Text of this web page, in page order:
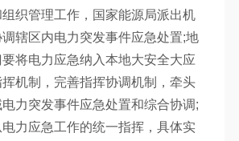
织管理工作，国家能源局派出机
辖区内电力突发事件应急处置;地
将电力应急纳入本地大安全大应
机制，完善指挥协调机制，牵头
力突发事件应急处置和综合协调;
力应急工作的统一指挥，具体实